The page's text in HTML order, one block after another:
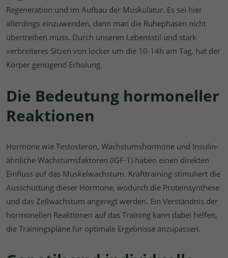
Regeneration und im Aufbau der Muskulatur. Es sei hier
allerdings einzuwenden, dann man die Ruhephasen nicht
übertreiben muss. Durch unseren Lebensstil und stark
verbreiteres Sitzen von locker um die 10-14h am Tag, hat der
Körper genügend Erholung.
Die Bedeutung hormoneller
Reaktionen
Hormone wie Testosteron, Wachstumshormone und Insulin-
ähnliche Wachstumsfaktoren (IGF-1) haben einen direkten
Einfluss auf das Muskelwachstum. Krafttraining stimuliert die
Ausschüttung dieser Hormone, wodurch die Proteinsynthese
und das Zellwachstum angeregt werden. Ein Verständnis der
hormonellen Reaktionen auf das Training kann dabei helfen,
die Trainingspläne für optimale Ergebnisse anzupassen.